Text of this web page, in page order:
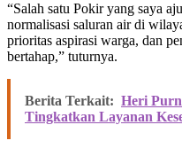
“Salah satu Pokir yang saya
normalisasi saluran air di
prioritas aspirasi warga, dan
bertahap,” tuturnya.
Berita Terkait: Heri
Tingkatkan Layanan